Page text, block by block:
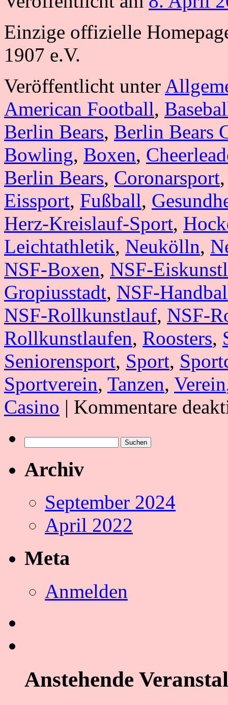
Einzige offizielle
1907 e.V.
Veröffentlicht unter
American Football,
Berlin Bears, Berlin Bears
Bowling, Boxen,
Berlin Bears, Coronarsport
Eissport, Fußball,
Herz-Kreislauf-Sport,
Leichtathletik, Neukölln,
NSF-Boxen, NSF-
Gropiusstadt, NSF-
NSF-Rollkunstlauf, NSF-
Rollkunstlaufen, Roosters,
Seniorensport, Sport,
Sportverein, Tanzen, Verein
Casino | Kommentare
nach:
Archiv
September 2024
April 2022
Meta
Anmelden
Anstehende